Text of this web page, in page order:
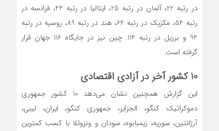
در رتبه 22، آلمان در رتبه 25، ایتالیا در رتبه 44، فرانسه در
رتبه 54، مکزیک در رتبه 64، هند در رتبه 89، روسیه در رتبه
94 و برزیل در رتبه 114. چین نیز در جایگاه 116 جهان قرار
گرفته است.
10 کشور آخر در آزادی اقتصادی
این گزارش همچنین نشان می‌دهد 10 کشور جمهوری
دموکراتیک کنگو، الجزایر، جمهوری کنگو، ایران، لیبی،
آرژانتین، سوریه، زیمبابوه، سودان و ونزوئلا با کسب کمترین